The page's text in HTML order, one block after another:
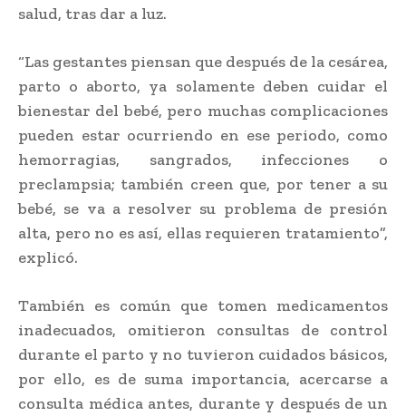
salud, tras dar a luz.
“Las gestantes piensan que después de la cesárea,
parto o aborto, ya solamente deben cuidar el
bienestar del bebé, pero muchas complicaciones
pueden estar ocurriendo en ese periodo, como
hemorragias, sangrados, infecciones o
preclampsia; también creen que, por tener a su
bebé, se va a resolver su problema de presión
alta, pero no es así, ellas requieren tratamiento”,
explicó.
También es común que tomen medicamentos
inadecuados, omitieron consultas de control
durante el parto y no tuvieron cuidados básicos,
por ello, es de suma importancia, acercarse a
consulta médica antes, durante y después de un